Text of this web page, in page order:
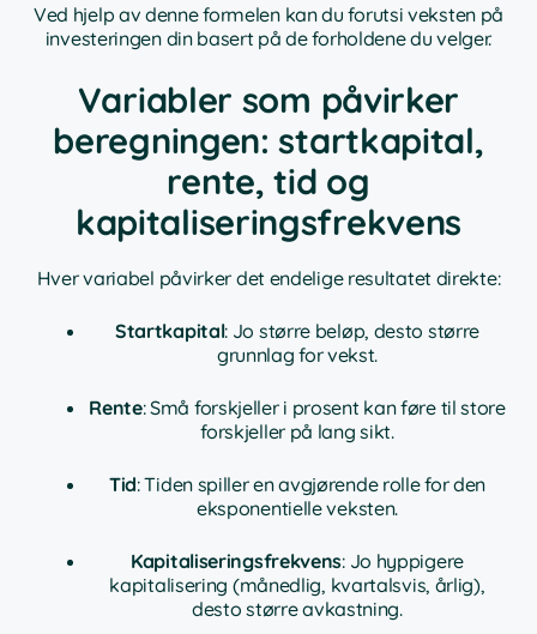
Ved hjelp av denne formelen kan du forutsi veksten på
investeringen din basert på de forholdene du velger.
Variabler som påvirker
beregningen: startkapital,
rente, tid og
kapitaliseringsfrekvens
Hver variabel påvirker det endelige resultatet direkte:
Startkapital: Jo større beløp, desto større
grunnlag for vekst.
Rente: Små forskjeller i prosent kan føre til store
forskjeller på lang sikt.
Tid: Tiden spiller en avgjørende rolle for den
eksponentielle veksten.
Kapitaliseringsfrekvens: Jo hyppigere
kapitalisering (månedlig, kvartalsvis, årlig),
desto større avkastning.